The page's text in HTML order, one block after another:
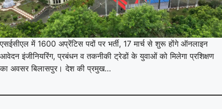
एसईसीएल में 1600 अप्रेंटिस पदों पर भर्ती, 17 मार्च से शुरू होंगे ऑनलाइन
आवेदन इंजीनियरिंग, प्रबंधन व तकनीकी ट्रेडों के युवाओं को मिलेगा प्रशिक्षण
का अवसर बिलासपुर। देश की प्रमुख…